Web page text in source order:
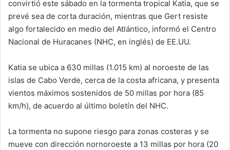
convirtió este sábado en la tormenta tropical Katia, que se
prevé sea de corta duración, mientras que Gert resiste
algo fortalecido en medio del Atlántico, informó el Centro
Nacional de Huracanes (NHC, en inglés) de EE.UU.
Katia se ubica a 630 millas (1.015 km) al noroeste de las
islas de Cabo Verde, cerca de la costa africana, y presenta
vientos máximos sostenidos de 50 millas por hora (85
km/h), de acuerdo al último boletín del NHC.
La tormenta no supone riesgo para zonas costeras y se
mueve con dirección nornoroeste a 13 millas por hora (20